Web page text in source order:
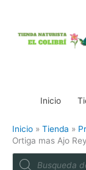
contenido
Inicio
Inicio Tienda
Ortiga mas Ajo
P